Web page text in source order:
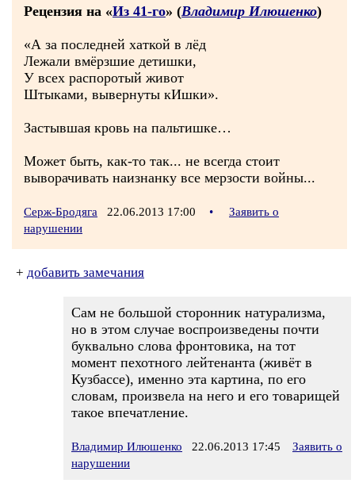
Рецензия на «Из 41-го» (Владимир Илюшенко)
«А за последней хаткой в лёд
Лежали вмёрзшие детишки,
У всех распоротый живот
Штыками, вывернуты кИшки».
Застывшая кровь на пальтишке…
Может быть, как-то так... не всегда стоит
выворачивать наизнанку все мерзости войны...
Серж-Бродяга 22.06.2013 17:00 •
Заявить о
нарушении
+ добавить замечания
Сам не большой сторонник натурализма,
но в этом случае воспроизведены почти
буквально слова фронтовика, на тот
момент пехотного лейтенанта (живёт в
Кузбассе), именно эта картина, по его
словам, произвела на него и его товарищей
такое впечатление.
Владимир Илюшенко 22.06.2013 17:45
Заявить о
нарушении